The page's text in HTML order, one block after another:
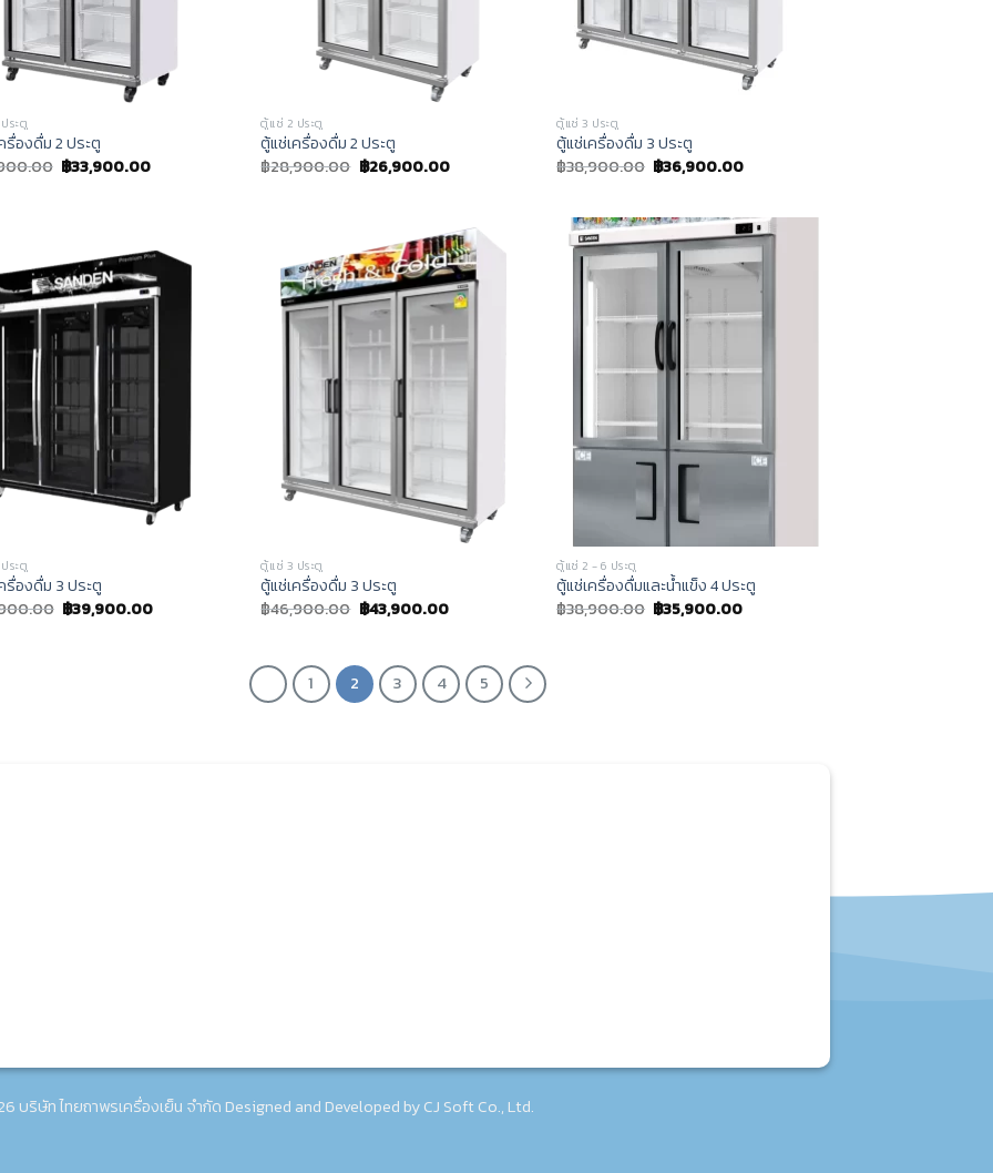
ระตู
รื่องดื่ม 2 ประตู
฿33,900.00
ตู้แช่ 2 ประตู
ตู้แช่เครื่องดื่ม 2 ประตู
฿28,900.00 ฿26,900.00
ตู้แช่ 3 ประตู
ตู้แช่เครื่องดื่ม 3 ประตู
฿38,900.00 ฿36,900.00
ระตู
รื่องดื่ม 3 ประตู
฿39,900.00
ตู้แช่ 3 ประตู
ตู้แช่เครื่องดื่ม 3 ประตู
฿46,900.00 ฿43,900.00
ตู้แช่ 2 - 6 ประตู
ตู้แช่เครื่องดื่มและน้ำแข็ง 4 ประตู
฿38,900.00 ฿35,900.00
1 2 3 4 5
บริษัท ไทยถาพรเครื่องเย็น จำกัด Designed and Developed byCJ Soft Co., Ltd.